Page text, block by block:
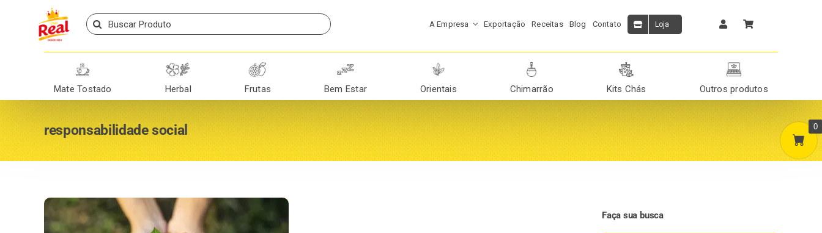
Search
for:
A Empresa Exportação Receitas Blog Contato Loja
Mate Tostado Herbal Frutas Bem Estar Orientais Chimarrão Kits Chás Outros produtos
responsabilidade social
Faça sua busca
0